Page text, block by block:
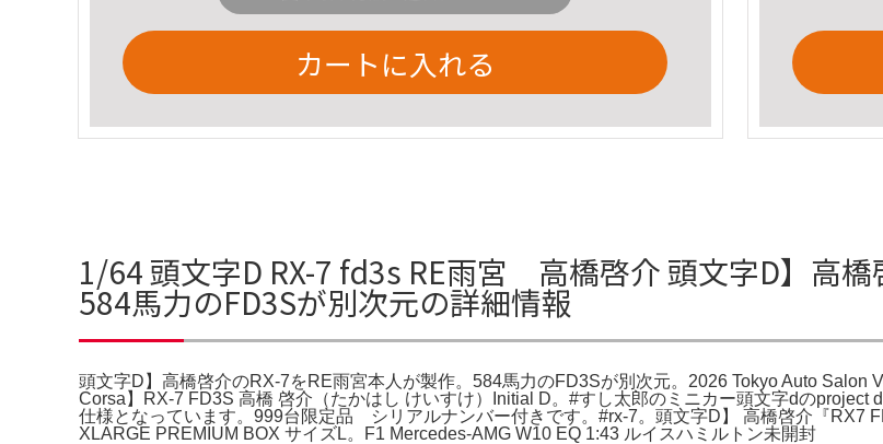
カートに入れる
1/64 頭文字D RX-7 fd3s RE雨宮 高橋啓介 頭文字D】高橋
584馬力のFD3Sが別次元の詳細情報
頭文字D】高橋啓介のRX-7をRE雨宮本人が製作。584馬力のFD3Sが別次元。2026 Tokyo Auto Salon
Corsa】RX-7 FD3S 高橋 啓介（たかはし けいすけ）Initial D。#すし太郎のミニカー頭文字dの
仕様となっています。999台限定品 シリアルナンバー付きです。#rx-7。頭文字D】 高橋啓介『RX7
XLARGE PREMIUM BOX サイズL。F1 Mercedes-AMG W10 EQ 1:43 ルイスハミルトン未開封